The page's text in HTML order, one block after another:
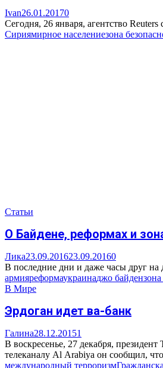
Ivan26.01.20170
Сегодня, 26 января, агентство
Сириямирное населениезона
Статьи
О Байдене, реформах и
Лика23.09.201623.09.20160
В последние дни и даже часы друг
армияреформаукраинаджо байден
В Мире
Эрдоган идет ва-банк
Галина28.12.20151
В воскресенье, 27 декабря,
телеканалу Al Arabiya он сообщил,
международный терроризм